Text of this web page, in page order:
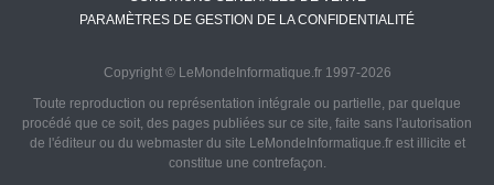
PARAMÈTRES DE GESTION DE LA CONFIDENTIALITÉ
Copyright © LeMondeInformatique.fr 1997-2026
Toute reproduction ou représentation intégrale ou partielle, par quelque
procédé que ce soit, des pages publiées sur ce site, faite sans l'autorisation
de l'éditeur ou du webmaster du site LeMondeInformatique.fr est illicite et
constitue une contrefaçon.